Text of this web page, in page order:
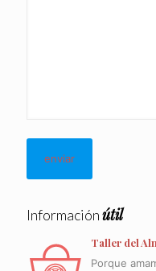
Informaciónútil
Taller del
Porque